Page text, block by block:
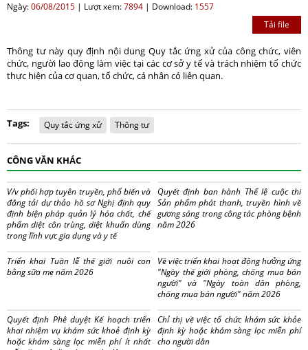
Ngày:06/08/2015 | Lượt xem:7894 | Download: 1557
Tải file
Thông tư này quy định nội dung Quy tắc ứng xử của công chức, viên
chức, người lao động làm việc tại các cơ sở y tế và trách nhiệm tổ chức
thực hiện của cơ quan, tổ chức, cá nhân có liên quan.
Tags: Quy tắc ứng xử Thông tư
CÔNG VĂN KHÁC
V/v phối hợp tuyên truyền, phổ biến và
đăng tải dự thảo hồ sơ Nghị định quy
định biện pháp quản lý hóa chất, chế
phẩm diệt côn trùng, diệt khuẩn dùng
trong lĩnh vực gia dụng và y tế
Quyết định ban hành Thể lệ cuộc thi
Sản phẩm phát thanh, truyền hình về
gương sáng trong công tác phòng bệnh
năm 2026
Triển khai Tuần lễ thế giới nuôi con
bằng sữa mẹ năm 2026
Về việc triển khai hoạt động hưởng ứng
"Ngày thế giới phòng, chống mua bán
người" và "Ngày toàn dân phòng,
chống mua bán người" năm 2026
Quyết định Phê duyệt Kế hoạch triển
khai nhiệm vụ khám sức khoẻ định kỳ
hoặc khám sàng lọc miễn phí ít nhất
Chỉ thị về việc tổ chức khám sức khỏe
định kỳ hoặc khám sàng lọc miễn phí
cho người dân